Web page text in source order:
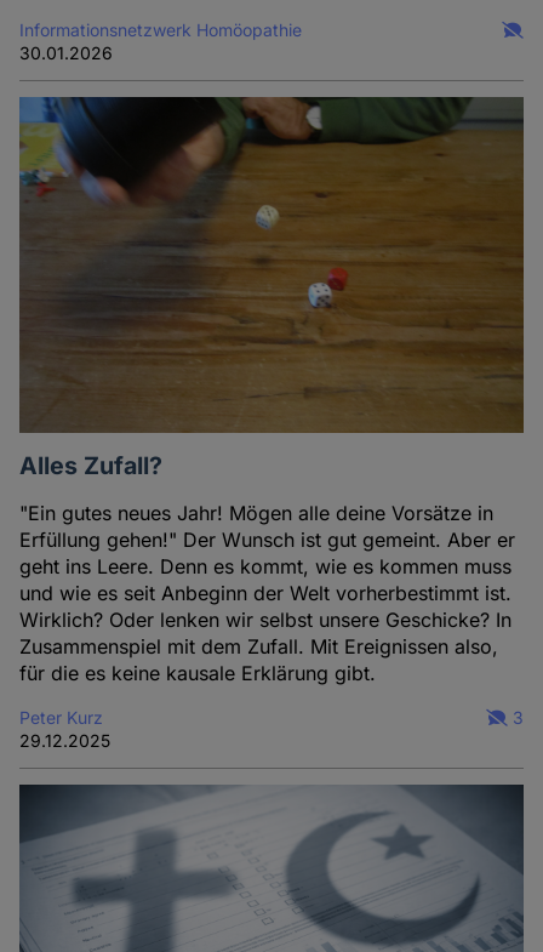
Informationsnetzwerk Homöopathie
30.01.2026
Alles Zufall?
"Ein gutes neues Jahr! Mögen alle deine Vorsätze in
Erfüllung gehen!" Der Wunsch ist gut gemeint. Aber er
geht ins Leere. Denn es kommt, wie es kommen muss
und wie es seit Anbeginn der Welt vorherbestimmt ist.
Wirklich? Oder lenken wir selbst unsere Geschicke? In
Zusammenspiel mit dem Zufall. Mit Ereignissen also,
für die es keine kausale Erklärung gibt.
Peter Kurz
29.12.2025
3